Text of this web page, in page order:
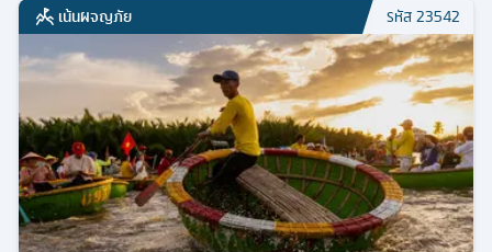
เน้นผจญภัย รหัส23542